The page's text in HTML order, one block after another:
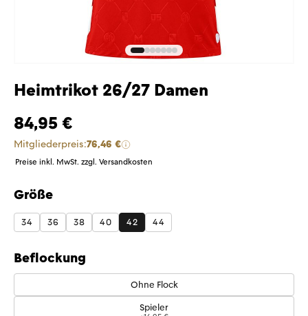
Heimtrikot 26/27 Damen
84,95 €
Mitgliederpreis:76,46 €
Preise inkl. MwSt. zzgl. Versandkosten
Größe
auswählen
34 36 38 40 42 44
Beflockung
Ohne Flock
Spieler